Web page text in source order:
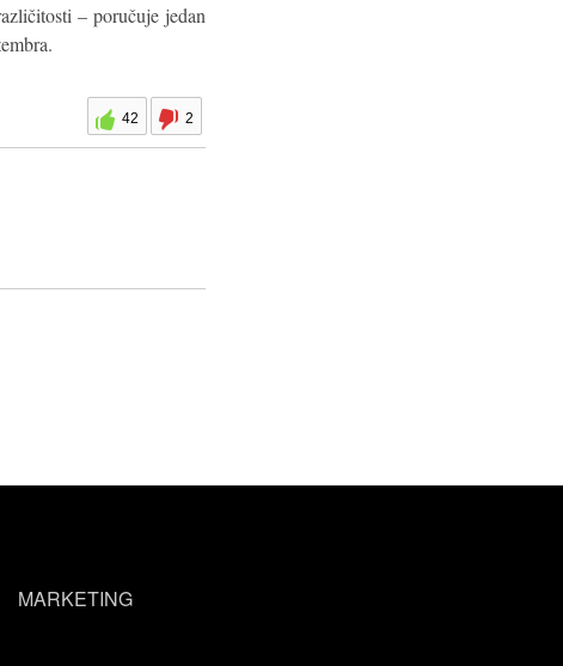
– poručuje jedan
42 2
MARKETING